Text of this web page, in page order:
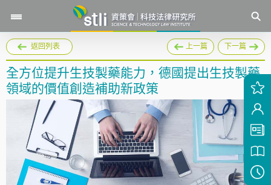
返回列表 上一篇 下一篇
全方位提升生技製藥能力，德國提出生技製藥
領域的價值創造補助新政策